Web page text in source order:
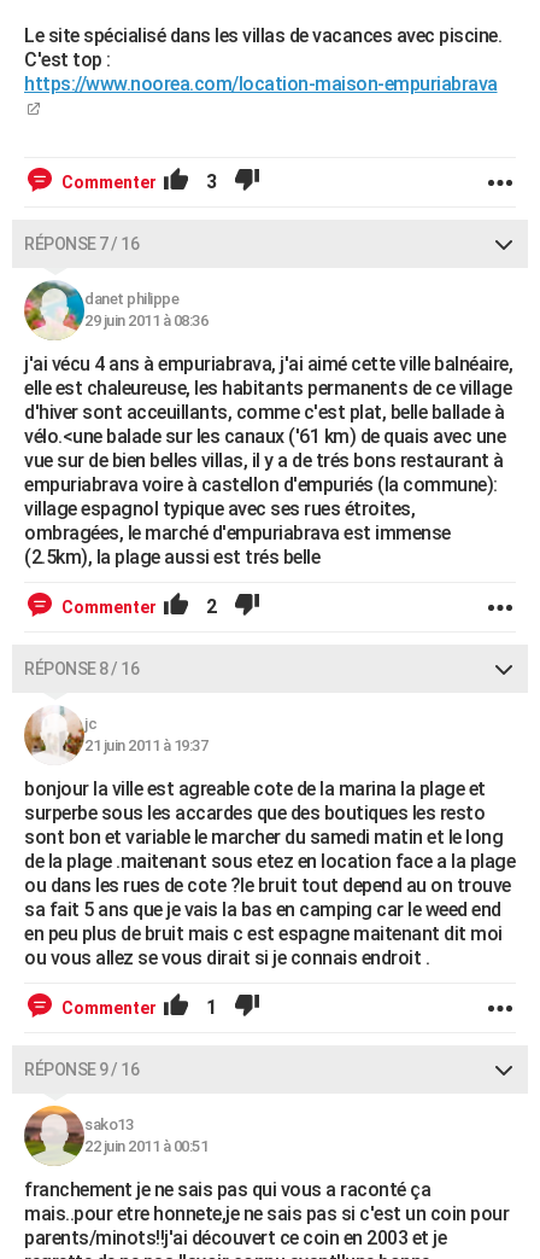
Le site spécialisé dans les villas de vacances avec piscine.
C'est top :
https://www.noorea.com/location-maison-empuriabrava
Commenter 3
RÉPONSE 7 / 16
danet philippe
29 juin 2011 à 08:36
j'ai vécu 4 ans à empuriabrava, j'ai aimé cette ville balnéaire,
elle est chaleureuse, les habitants permanents de ce village
d'hiver sont acceuillants, comme c'est plat, belle ballade à
vélo.<une balade sur les canaux ('61 km) de quais avec une
vue sur de bien belles villas, il y a de trés bons restaurant à
empuriabrava voire à castellon d'empuriés (la commune):
village espagnol typique avec ses rues étroites,
ombragées, le marché d'empuriabrava est immense
(2.5km), la plage aussi est trés belle
Commenter 2
RÉPONSE 8 / 16
jc
21 juin 2011 à 19:37
bonjour la ville est agreable cote de la marina la plage et
surperbe sous les accardes que des boutiques les resto
sont bon et variable le marcher du samedi matin et le long
de la plage .maitenant sous etez en location face a la plage
ou dans les rues de cote ?le bruit tout depend au on trouve
sa fait 5 ans que je vais la bas en camping car le weed end
en peu plus de bruit mais c est espagne maitenant dit moi
ou vous allez se vous dirait si je connais endroit .
Commenter 1
RÉPONSE 9 / 16
sako13
22 juin 2011 à 00:51
franchement je ne sais pas qui vous a raconté ça
mais..pour etre honnete,je ne sais pas si c'est un coin pour
parents/minots!!j'ai découvert ce coin en 2003 et je